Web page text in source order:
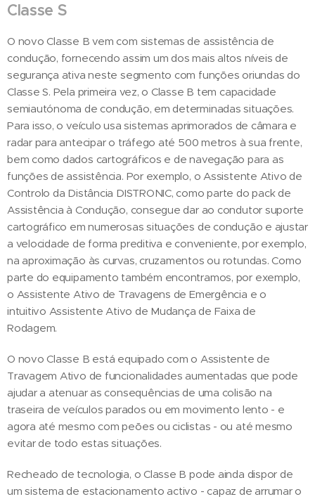
Classe S
O novo Classe B vem com sistemas de assistência de
condução, fornecendo assim um dos mais altos níveis de
segurança ativa neste segmento com funções oriundas do
Classe S. Pela primeira vez, o Classe B tem capacidade
semiautónoma de condução, em determinadas situações.
Para isso, o veículo usa sistemas aprimorados de câmara e
radar para antecipar o tráfego até 500 metros à sua frente,
bem como dados cartográficos e de navegação para as
funções de assistência. Por exemplo, o Assistente Ativo de
Controlo da Distância DISTRONIC, como parte do pack de
Assistência à Condução, consegue dar ao condutor suporte
cartográfico em numerosas situações de condução e ajustar
a velocidade de forma preditiva e conveniente, por exemplo,
na aproximação às curvas, cruzamentos ou rotundas. Como
parte do equipamento também encontramos, por exemplo,
o Assistente Ativo de Travagens de Emergência e o
intuitivo Assistente Ativo de Mudança de Faixa de
Rodagem.
O novo Classe B está equipado com o Assistente de
Travagem Ativo de funcionalidades aumentadas que pode
ajudar a atenuar as consequências de uma colisão na
traseira de veículos parados ou em movimento lento - e
agora até mesmo com peões ou ciclistas - ou até mesmo
evitar de todo estas situações.
Recheado de tecnologia, o Classe B pode ainda dispor de
um sistema de estacionamento activo - capaz de arrumar o